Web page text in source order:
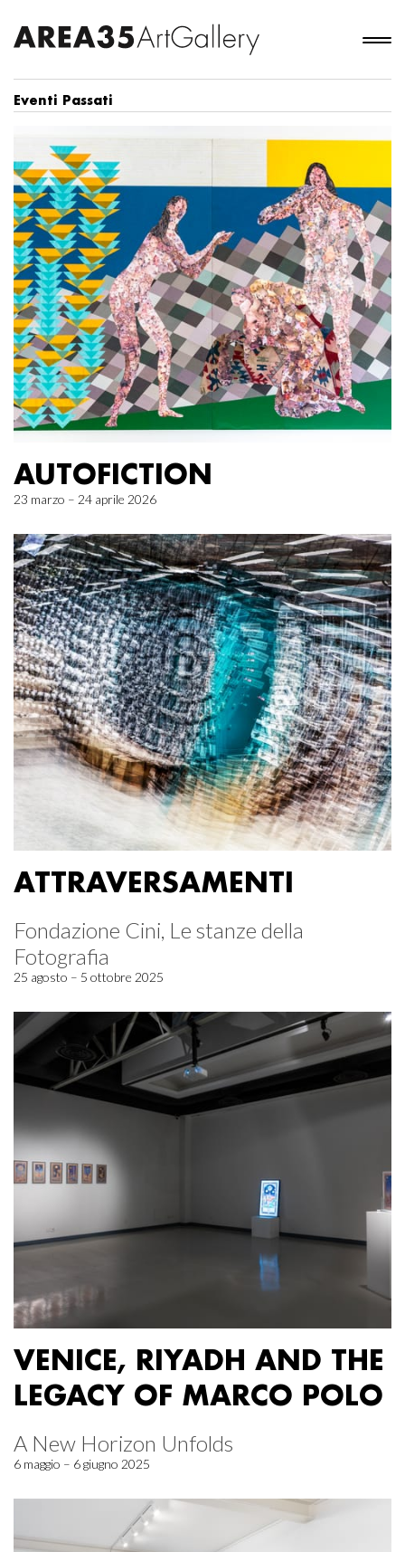
Eventi Passati
AUTOFICTION
23 marzo – 24 aprile 2026
ATTRAVERSAMENTI
Fondazione Cini, Le stanze della
Fotografia
25 agosto – 5 ottobre 2025
VENICE, RIYADH AND THE
LEGACY OF MARCO POLO
A New Horizon Unfolds
6 maggio – 6 giugno 2025